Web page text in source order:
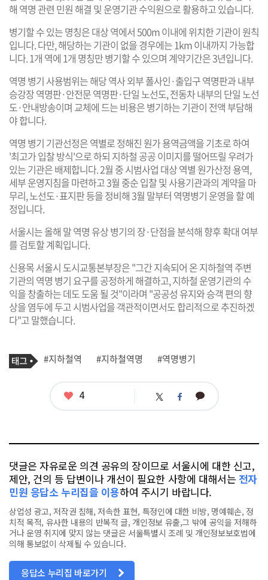
해 역명 관련 민원 해결 및 운영기관 수익원으로 활용하고 있습니다.
병기할 수 있는 명칭은 대상 역에서 500m 이내에 위치한 기관이 원칙
입니다. 다만, 해당하는 기관이 없을 경우에는 1km 이내까지 가능합
니다. 1개 역에 1개 명칭만 병기할 수 있으며 계약기간은 3년입니다.
역명 병기 사용범위는 해당 역사 외부 폴사인·출입구 역명판과 내부
승강장 역명판·안전문 역명판·단일 노선도, 전동차 내부의 단일 노선
도·안내방송이며 교체에 드는 비용은 병기하는 기관이 전액 부담해
야 합니다.
역명 병기 기관선정은 역별로 정해진 원가 용역금액을 기초로 하여
'최고가 입찰 방식'으로 하되 지하철 공공 이미지를 떨어뜨릴 우려가
있는 기관은 배제합니다. 2월 중 시범사업 대상 역별 원가산정 용역,
세부 운영지침을 마련하고 3월 중순 입찰 및 사용기관과의 계약을 마
무리, 노선도·표지판 등을 정비해 3월 말부터 역명병기 운영을 할 예
정입니다.
서울시는 올해 말 역명 유상 병기의 장·단점을 분석해 향후 확대 여부
를 검토할 계획입니다.
신용목 서울시 도시교통본부장은 "그간 지속되어 온 지하철역 주변
기관의 역명 병기 요구를 공정하게 해결하고, 지하철 운영기관의 수
익을 창출하는 데도 도움 될 것"이라며 "공공성 유지와 승객 편의 향
상을 염두에 두고 시범사업을 객관적이면서도 합리적으로 추진하겠
다"고 말했습니다.
기
사
태
그
#지하철역 #지하철역명 #역명병기
좋
4 트 페 카
댓글은 자유로운 의견 공유의 장이므로 서울시에 대한 신고,
제안, 건의 등 답변이나 개선이 필요한 사항에 대해서는 전자
민원 응답소 누리집을 이용하여 주시기 바랍니다.
상업성 광고, 저작권 침해, 저속한 표현, 특정인에 대한 비방, 명예훼손, 정
치적 목적, 유사한 내용의 반복적 글, 개인정보 유출,그 밖에 공익을 저해하
거나 운영 취지에 맞지 않는 댓글은 서울특별시 조례 및 개인정보보호법에
의해 통보없이 삭제될 수 있습니다.
응답소 누리집 바로가기